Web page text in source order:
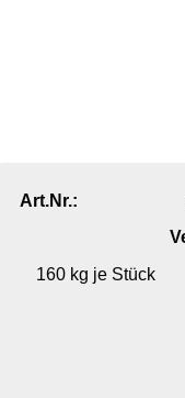
Art.Nr.:
160 kg je Stück